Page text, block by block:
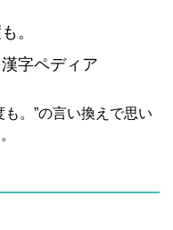
。
字ペディア
。”の言い換えで思い